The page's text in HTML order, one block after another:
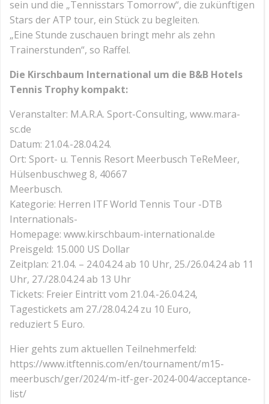
sein und die „Tennisstars Tomorrow“, die zukünftigen
Stars der ATP tour, ein Stück zu begleiten.
„Eine Stunde zuschauen bringt mehr als zehn
Trainerstunden“, so Raffel.
Die Kirschbaum International um die B&B Hotels
Tennis Trophy kompakt:
Veranstalter: M.A.R.A. Sport-Consulting, www.mara-
sc.de
Datum: 21.04.-28.04.24.
Ort: Sport- u. Tennis Resort Meerbusch TeReMeer,
Hülsenbuschweg 8, 40667
Meerbusch.
Kategorie: Herren ITF World Tennis Tour -DTB
Internationals-
Homepage: www.kirschbaum-international.de
Preisgeld: 15.000 US Dollar
Zeitplan: 21.04. – 24.04.24 ab 10 Uhr, 25./26.04.24 ab 11
Uhr, 27./28.04.24 ab 13 Uhr
Tickets: Freier Eintritt vom 21.04.-26.04.24,
Tagestickets am 27./28.04.24 zu 10 Euro,
reduziert 5 Euro.
Hier gehts zum aktuellen Teilnehmerfeld:
https://www.itftennis.com/en/tournament/m15-
meerbusch/ger/2024/m-itf-ger-2024-004/acceptance-
list/